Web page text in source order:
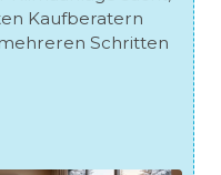
Kaufberatern
Schritten